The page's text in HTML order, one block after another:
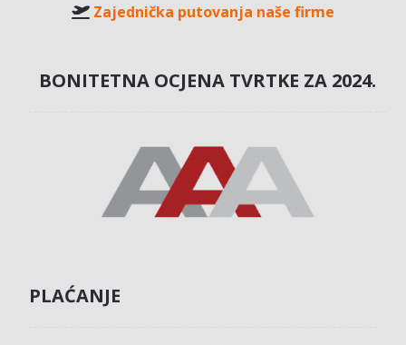
Zajednička putovanja naše firme
BONITETNA OCJENA TVRTKE ZA 2024.
PLAĆANJE